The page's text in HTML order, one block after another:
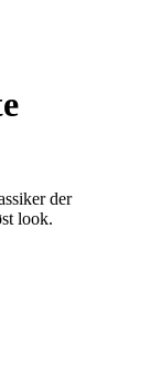
der
look.